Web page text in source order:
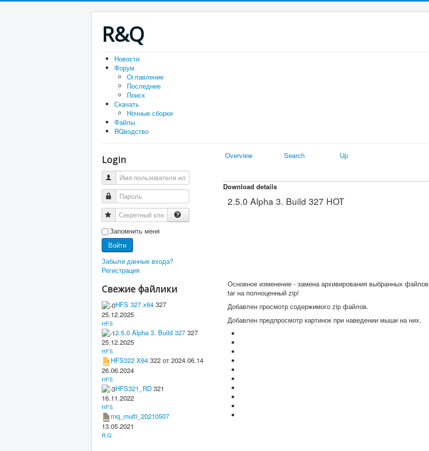
R&Q
Новости
Форум
Оглавление
Последнее
Поиск
Скачать
Ночные сборки
Файлы
RQводство
Login
Запомнить меня
Войти
Забыли данные входа?
Регистрация
Свежие файлики
HFS 327 x64 327
25.12.2025
HFS
2.5.0 Alpha 3. Build 327 327
25.12.2025
HFS
HFS322 X64 322 от 2024.06.14
26.06.2024
HFS
HFS321_RD 321
16.11.2022
HFS
rnq_multi_20210507
13.05.2021
R Q
Overview Search Up
Download details
2.5.0 Alpha 3. Build 327 HOT
Основное изменение - замена архивирования выбранных
tar на полноценный zip!
Добавлен просмотр содержимого zip файлов.
Добавлен предпросмотр картинок при наведении мыши на них.